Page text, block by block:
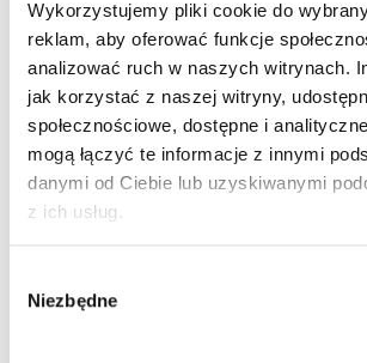
Wykorzystujemy pliki cookie do
reklam, aby oferować funkcje
analizować ruch w naszych witrynach.
jak korzystać z naszej witryny,
społecznościowe, dostępne i
mogą łączyć te informacje z innymi
danymi od Ciebie lub uzyskiwanymi
z ich usług.
zgody
Niezbędne
Ask for the details of
Name: *
Email: *
Company: